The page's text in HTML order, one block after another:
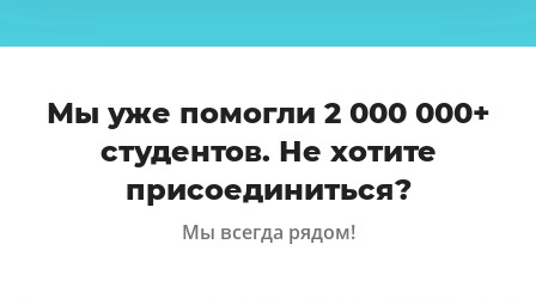
Мы уже помогли 2 000 000+
студентов. Не хотите
присоединиться?
Мы всегда рядом!